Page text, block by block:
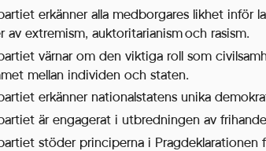
erkänner alla medborgares likhet inför
av extremism, auktoritarianism och rasism.
värnar om den viktiga roll som
mellan individen och staten.
erkänner nationalstatens unika
är engagerat i utbredningen av
stöder principerna i